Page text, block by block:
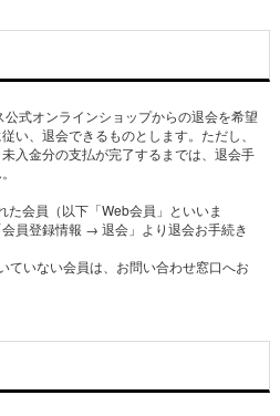
式オンラインショップからの退会を希望
い、退会できるものとします。ただし、
入金分の支払が完了するまでは、退会手
た会員（以下「Web会員」といいま
員登録情報 → 退会」より退会お手続き
ていない会員は、お問い合わせ窓口へお